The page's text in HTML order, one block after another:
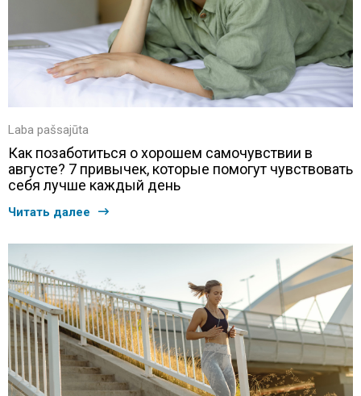
Laba pašsajūta
Как позаботиться о хорошем самочувствии в
августе? 7 привычек, которые помогут чувствовать
себя лучше каждый день
Читать далее